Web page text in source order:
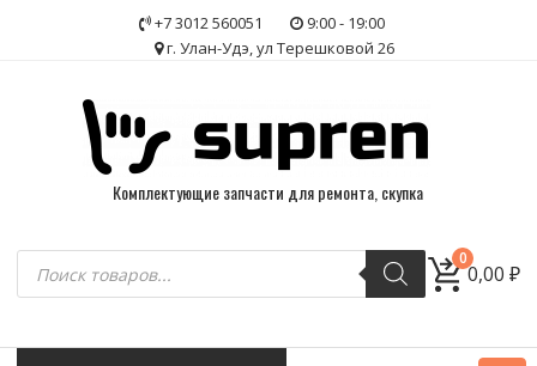
+7 3012 560051
9:00 - 19:00
г. Улан-Удэ, ул Терешковой 26
Комплектующие запчасти для ремонта, скупка
Поиск
товаров
0
0,00₽